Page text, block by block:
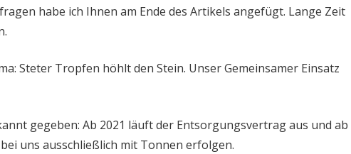
habe ich Ihnen am Ende des Artikels angefügt. Lange Zeit
Steter Tropfen höhlt den Stein. Unser Gemeinsamer Einsatz
gegeben: Ab 2021 läuft der Entsorgungsvertrag aus und ab
uns ausschließlich mit Tonnen erfolgen.